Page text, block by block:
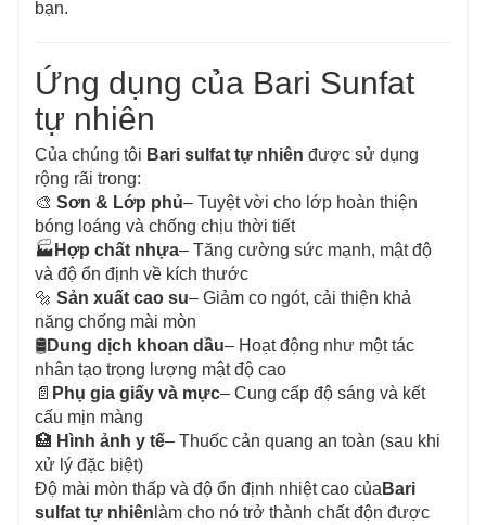
bạn.
Ứng dụng của Bari Sunfat
tự nhiên
Của chúng tôi Bari sulfat tự nhiên được sử dụng
rộng rãi trong:
🎨 Sơn & Lớp phủ– Tuyệt vời cho lớp hoàn thiện
bóng loáng và chống chịu thời tiết
🏭 Hợp chất nhựa– Tăng cường sức mạnh, mật độ
và độ ổn định về kích thước
🔩 Sản xuất cao su– Giảm co ngót, cải thiện khả
năng chống mài mòn
🛢️Dung dịch khoan dầu– Hoạt động như một tác
nhân tạo trọng lượng mật độ cao
📄 Phụ gia giấy và mực– Cung cấp độ sáng và kết
cấu mịn màng
🏥 Hình ảnh y tế– Thuốc cản quang an toàn (sau khi
xử lý đặc biệt)
Độ mài mòn thấp và độ ổn định nhiệt cao của Bari
sulfat tự nhiên làm cho nó trở thành chất độn được